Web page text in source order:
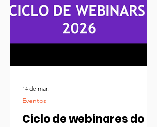
Ciclo de webinares do
Eventos
14 de mar.